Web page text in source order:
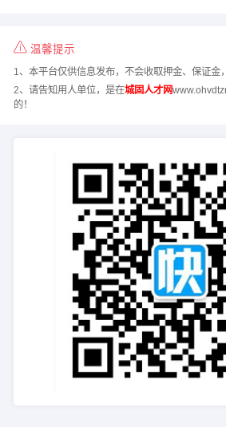
温馨提示
1、本平台仅供信息发布，不会收取押金、保证金
2、请告知用人单位，是在城固人才网
的！